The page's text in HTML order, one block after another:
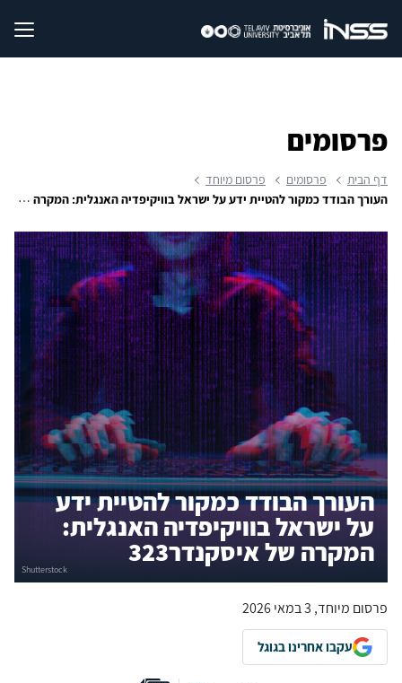
פרסומים
דף הבית פרסומים
פרסום מיוחד
העורך הבודד כמקור להטיית ידע על ישראל בוויקיפדיה האנגלית: המקרה של איסקנדר323
העורך הבודד כמקור להטיית ידע
על ישראל בוויקיפדיה האנגלית:
המקרה של איסקנדר323
פרסום מיוחד, 3 במאי 2026
עקבו אחרינו בגוגל